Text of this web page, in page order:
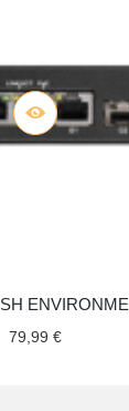
79,99 €